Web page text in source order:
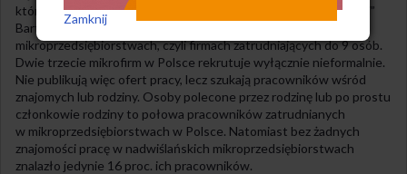
które są przygnębiające. W książce „Zatrudnianie po znajomości”
Bartosz Sławecki opisał skalę kumoterstwa w polskich
mikroprzedsiębiorstwach, czyli firmach zatrudniających do 9 osób.
Dwie trzecie mikrofirm w Polsce rekrutuje wyłącznie nieformalnie.
Nie publikują więc ofert pracy, lecz szukają pracowników wśród
znajomych lub rodziny. Osoby polecone przez rodzinę lub po prostu
członkowie rodziny to połowa pracowników zatrudnianych
w mikroprzedsiębiorstwach w Polsce. Natomiast bez żadnych
znajomości pracę w nadwiślańskich mikroprzedsiębiorstwach
znalazło jedynie 16 proc. ich pracowników.
Zamknij